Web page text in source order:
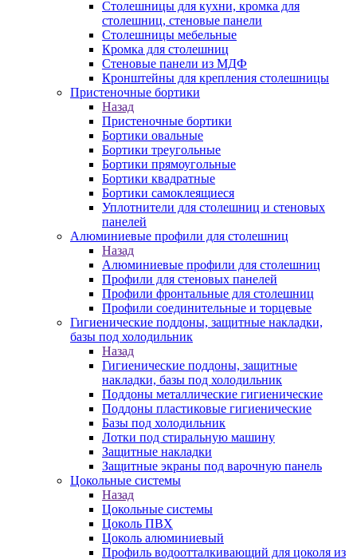
Столешницы для кухни, кромка для
столешниц, стеновые панели
Столешницы мебельные
Кромка для столешниц
Стеновые панели из МДФ
Кронштейны для крепления столешницы
Пристеночные бортики
Назад
Пристеночные бортики
Бортики овальные
Бортики треугольные
Бортики прямоугольные
Бортики квадратные
Бортики самоклеящиеся
Уплотнители для столешниц и стеновых
панелей
Алюминиевые профили для столешниц
Назад
Алюминиевые профили для столешниц
Профили для стеновых панелей
Профили фронтальные для столешниц
Профили соединительные и торцевые
Гигиенические поддоны, защитные накладки,
базы под холодильник
Назад
Гигиенические поддоны, защитные
накладки, базы под холодильник
Поддоны металлические гигиенические
Поддоны пластиковые гигиенические
Базы под холодильник
Лотки под стиральную машину
Защитные накладки
Защитные экраны под варочную панель
Цокольные системы
Назад
Цокольные системы
Цоколь ПВХ
Цоколь алюминиевый
Профиль водоотталкивающий для цоколя из